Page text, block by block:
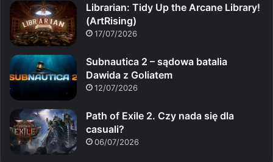
Librarian: Tidy Up the Arcane Library!
(ArtRising)
17/07/2026
Subnautica 2 – sądowa batalia
Dawida z Goliatem
12/07/2026
Path of Exile 2. Czy nada się dla
casuali?
06/07/2026